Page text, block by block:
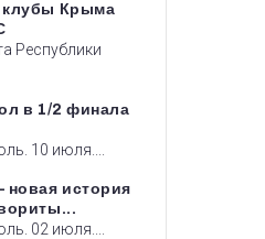
Крыма
Республики
в 1/2 финала
10 июля....
история
02 июля....